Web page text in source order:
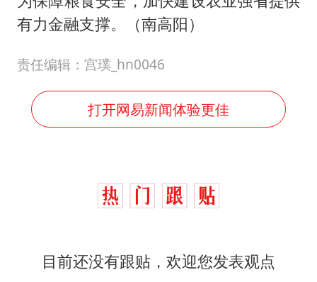
有力金融支撑。（南高阳）
责任编辑：宫璞_hn0046
打开网易新闻体验更佳
目前还没有跟贴，欢迎您发表观点